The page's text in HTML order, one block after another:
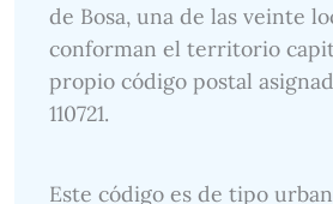
de Bosa, una de las veinte
conforman el territorio
propio código postal
110721.
Este código es de tipo